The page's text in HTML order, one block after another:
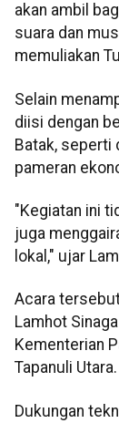
akan ambil
suara dan
memuliakan
Selain
diisi dengan
Batak, seperti
pameran
"Kegiatan ini
juga
lokal," ujar
Acara
Lamhot
Kementerian
Tapanuli Utara.
Dukungan